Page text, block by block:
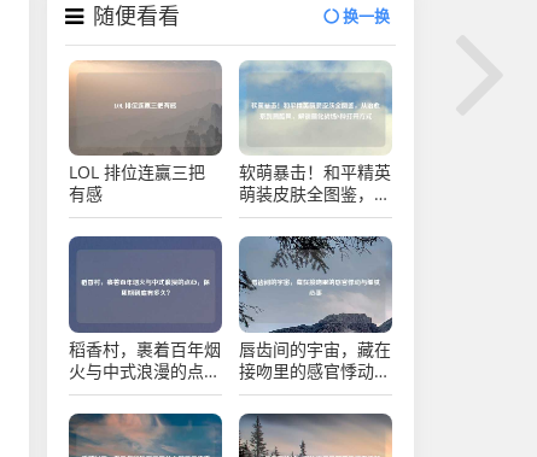
随便看看 换一换
LOL 排位连赢三把
有感
软萌暴击！和平精英
萌装皮肤全图鉴，从
治愈系到潮酷风，解
锁萌化战场N种打开
方式
稻香村，裹着百年烟
火与中式浪漫的点
心，保质期到底有多
久？
唇齿间的宇宙，藏在
接吻里的感官悸动与
细腻心事